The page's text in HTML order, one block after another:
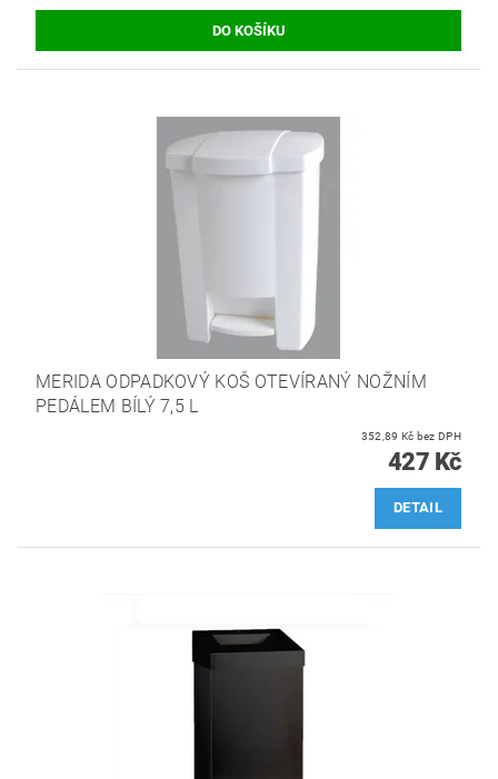
MERIDA ODPADKOVÝ KOŠ OTEVÍRANÝ NOŽNÍM
PEDÁLEM BÍLÝ 7,5 L
352,89 Kč bez DPH
427 Kč
DETAIL